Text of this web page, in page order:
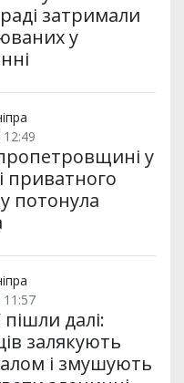
затримали
у
у
приватного
потонула
11:57
далі:
залякують
і змушують